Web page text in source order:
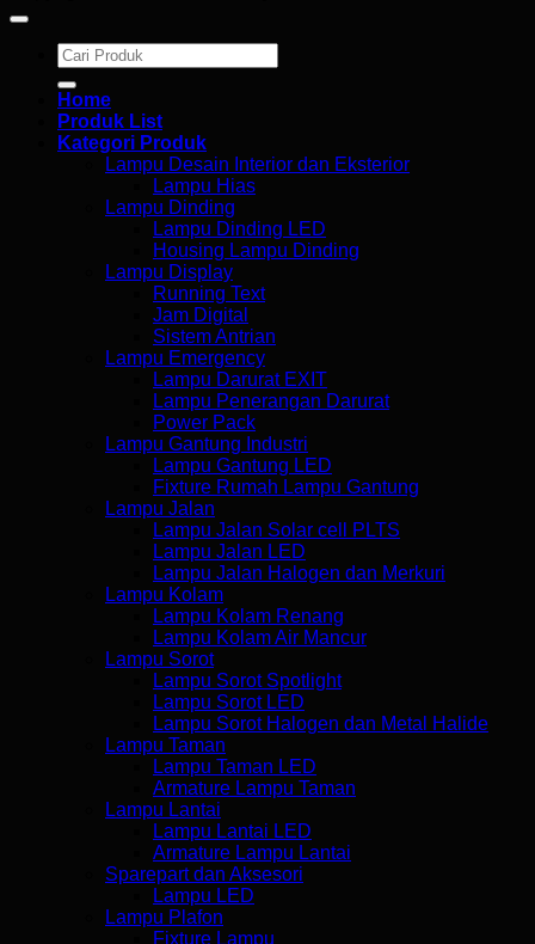
Search
for:
Home
Produk List
Kategori Produk
Lampu Desain Interior dan Eksterior
Lampu Hias
Lampu Dinding
Lampu Dinding LED
Housing Lampu Dinding
Lampu Display
Running Text
Jam Digital
Sistem Antrian
Lampu Emergency
Lampu Darurat EXIT
Lampu Penerangan Darurat
Power Pack
Lampu Gantung Industri
Lampu Gantung LED
Fixture Rumah Lampu Gantung
Lampu Jalan
Lampu Jalan Solar cell PLTS
Lampu Jalan LED
Lampu Jalan Halogen dan Merkuri
Lampu Kolam
Lampu Kolam Renang
Lampu Kolam Air Mancur
Lampu Sorot
Lampu Sorot Spotlight
Lampu Sorot LED
Lampu Sorot Halogen dan Metal Halide
Lampu Taman
Lampu Taman LED
Armature Lampu Taman
Lampu Lantai
Lampu Lantai LED
Armature Lampu Lantai
Sparepart dan Aksesori
Lampu LED
Lampu Plafon
Fixture Lampu